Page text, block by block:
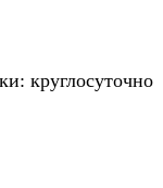
круглосуточно